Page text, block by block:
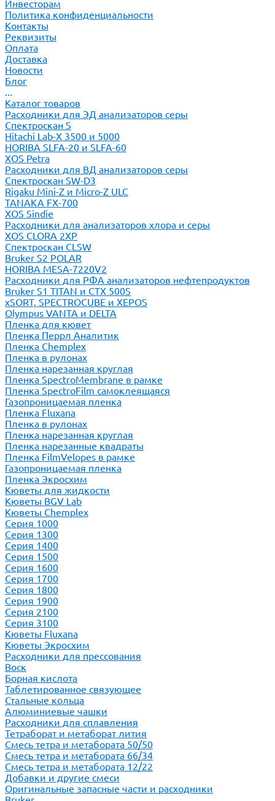
Инвесторам
Политика конфиденциальности
Контакты
Реквизиты
Оплата
Доставка
Новости
Блог
...
Каталог товаров
Расходники для ЭД анализаторов серы
Спектроскан S
Hitachi Lab-X 3500 и 5000
HORIBA SLFA-20 и SLFA-60
XOS Petra
Расходники для ВД анализаторов серы
Спектроскан SW-D3
Rigaku Mini-Z и Micro-Z ULC
TANAKA FX-700
XOS Sindie
Расходники для анализаторов хлора и серы
XOS CLORA 2XP
Спектроскан CLSW
Bruker S2 POLAR
HORIBA MESA-7220V2
Расходники для РФА анализаторов нефтепродуктов
Bruker S1 TITAN и CTX 500S
xSORT, SPECTROCUBE и XEPOS
Olympus VANTA и DELTA
Пленка для кювет
Пленка Перрл Аналитик
Пленка Chemplex
Пленка в рулонах
Пленка нарезанная круглая
Пленка SpectroMembrane в рамке
Пленка SpectroFilm самоклеящаяся
Газопроницаемая пленка
Пленка Fluxana
Пленка в рулонах
Пленка нарезанная круглая
Пленка нарезанные квадраты
Пленка FilmVelopes в рамке
Газопроницаемая пленка
Пленка Экросхим
Кюветы для жидкости
Кюветы BGV Lab
Кюветы Chemplex
Серия 1000
Серия 1300
Серия 1400
Серия 1500
Серия 1600
Серия 1700
Серия 1800
Серия 1900
Серия 2100
Серия 3100
Кюветы Fluxana
Кюветы Экросхим
Расходники для прессования
Воск
Борная кислота
Таблетированное связующее
Стальные кольца
Алюминиевые чашки
Расходники для сплавления
Тетраборат и метаборат лития
Смесь тетра и метабората 50/50
Смесь тетра и метабората 66/34
Смесь тетра и метабората 12/22
Добавки и другие смеси
Оригинальные запасные части и расходники